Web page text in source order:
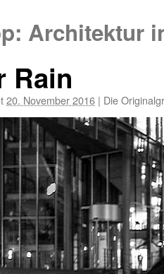
Architektur
Rain
20. November 2016 | Die